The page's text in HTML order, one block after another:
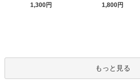
1,300円
1,800円
もっと見る